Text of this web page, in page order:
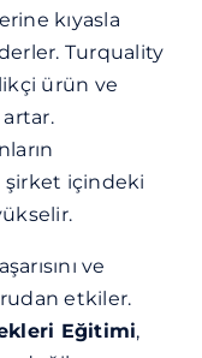
kıyasla
Turquality
ürün ve
şirket içindeki
ve
etkiler.
Eğitimi,